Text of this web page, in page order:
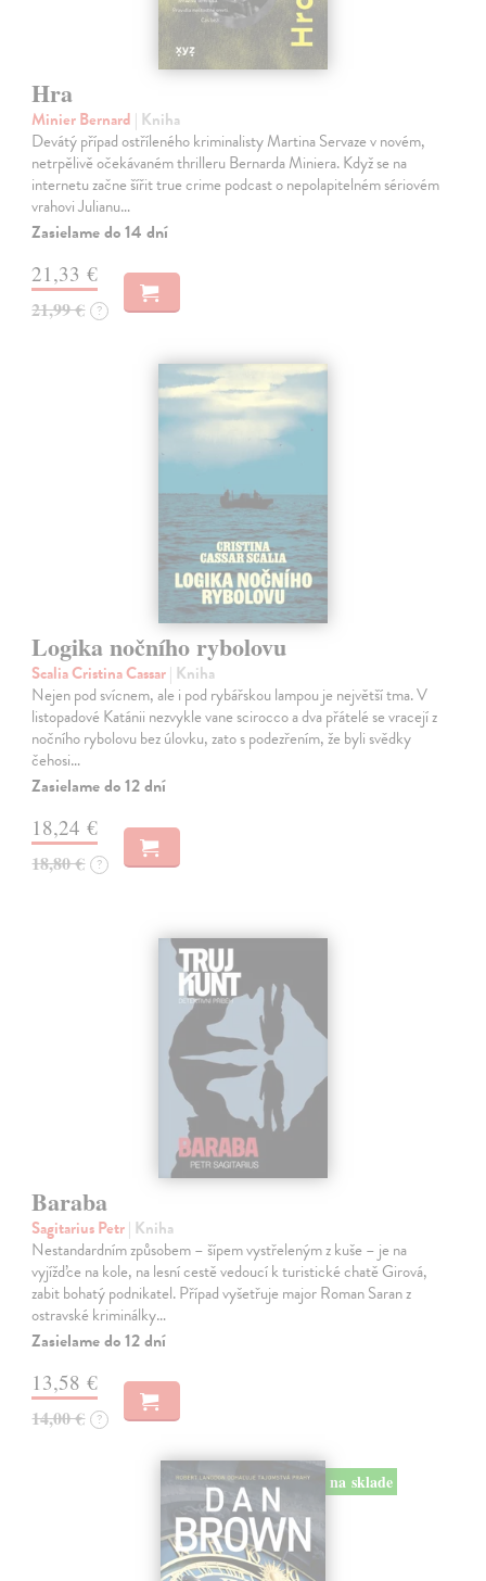
Hra
Minier Bernard | Kniha
Devátý případ ostříleného kriminalisty Martina Servaze v novém,
netrpělivě očekávaném thrilleru Bernarda Miniera. Když se na
internetu začne šířit true crime podcast o nepolapitelném sériovém
vrahovi Julianu…
Zasielame do 14 dní
21,33 €
21,99 € ?
Logika nočního rybolovu
Scalia Cristina Cassar| Kniha
Nejen pod svícnem, ale i pod rybářskou lampou je největší tma. V
listopadové Katánii nezvykle vane scirocco a dva přátelé se vracejí z
nočního rybolovu bez úlovku, zato s podezřením, že byli svědky
čehosi…
Zasielame do 12 dní
18,24 €
18,80 € ?
Baraba
Sagitarius Petr| Kniha
Nestandardním způsobem – šípem vystřeleným z kuše – je na
vyjížďce na kole, na lesní cestě vedoucí k turistické chatě Girová,
zabit bohatý podnikatel. Případ vyšetřuje major Roman Saran z
ostravské kriminálky…
Zasielame do 12 dní
13,58 €
14,00 € ?
na sklade